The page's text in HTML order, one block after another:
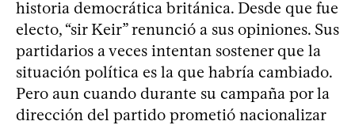
historia democrática británica. Desde que fue
electo, “sir Keir” renunció a sus opiniones. Sus
partidarios a veces intentan sostener que la
situación política es la que habría cambiado.
Pero aun cuando durante su campaña por la
dirección del partido prometió nacionalizar